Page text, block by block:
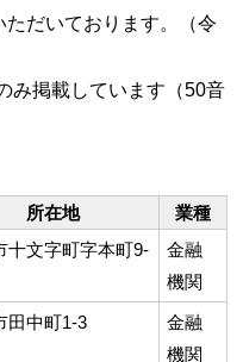
だいております。（令
み掲載しています（50音
所在地
業種
十文字町字本町9-
金融
機関
田中町1-3
金融
機関